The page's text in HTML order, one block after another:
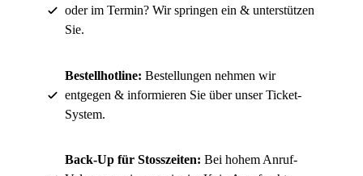
oder im Termin? Wir springen ein & unterstützen
Sie.
Bestellhotline: Bestellungen nehmen wir
entgegen & informieren Sie über unser Ticket-
System.
Back-Up für Stosszeiten: Bei hohem Anruf-